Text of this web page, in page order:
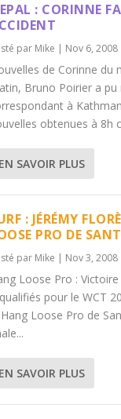
: CORINNE
par Mike | Nov 6, 2008
de Corinne du
Bruno Poirier a
à
obtenues à 8h
EN SAVOIR PLUS
: JÉRÉMY
PRO DE
par Mike | Nov 3, 2008
Loose Pro :
pour le WCT
Loose Pro de
EN SAVOIR PLUS